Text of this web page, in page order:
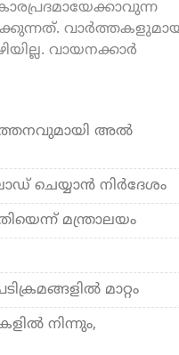
വായനക്കാർ
അല്‍
ചെയ്യാന്‍ നിര്‍ദേശം
മന്ത്രാലയം
മാറ്റം
നിന്നും,